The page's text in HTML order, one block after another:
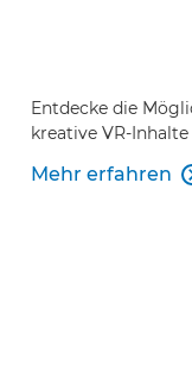
Entdecke die
kreative VR-
Mehr erfahren